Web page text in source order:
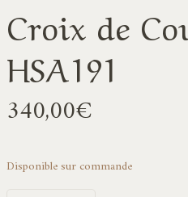
Croix de
HSA191
340,00€
Disponible sur commande